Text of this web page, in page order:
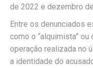
de 2022 e dezembro
Entre os denunciados
como o “alquimista” ou
operação realizada no
a identidade do